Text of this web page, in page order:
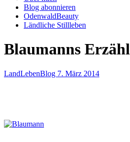
Blog abonnieren
OdenwaldBeauty
Ländliche Stillleben
Blaumanns
LandLebenBlog 7. März 2014